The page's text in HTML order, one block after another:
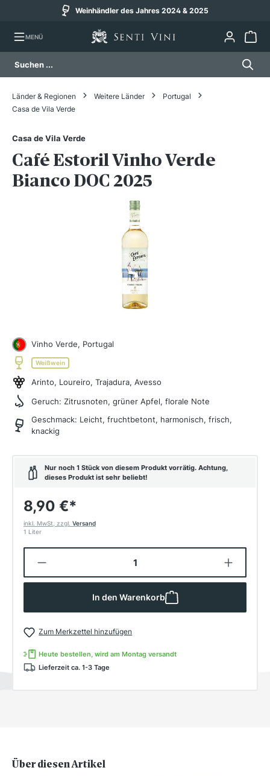
Weinhändler des Jahres 2024 & 2025
MENÜ
Bildergalerie überspringen
Länder & Regionen Weitere Länder
Portugal
Casa de Vila Verde
Casa de Vila Verde
Café Estoril Vinho Verde
Bianco DOC 2025
Vinho Verde, Portugal
Weißwein
Arinto, Loureiro, Trajadura, Avesso
Geruch: Zitrusnoten, grüner Apfel, florale Note
Geschmack: Leicht, fruchtbetont, harmonisch, frisch,
knackig
Nur noch 1 Stück von diesem Produkt vorrätig. Achtung,
dieses Produkt ist sehr beliebt!
8,90 €*
inkl. MwSt, zzgl. Versand
1 Liter
Produkt Anzahl: Gib den
In den Warenkorb
Zum Merkzettel hinzufügen
Heute bestellen, wird am Montag versandt
Lieferzeit ca. 1-3 Tage
Über diesen Artikel